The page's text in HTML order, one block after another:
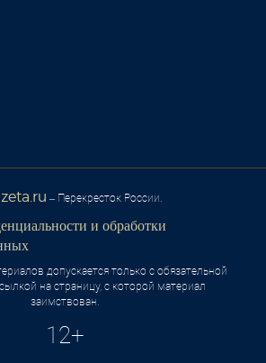
– Перекресток России.
и обработки
допускается только с обязательной
на страницу, с которой материал
заимствован.
12+